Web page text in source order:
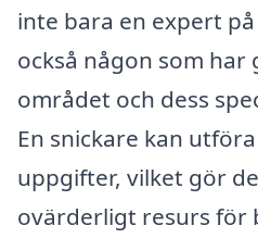
inte bara en expert
också någon som har
området och dess
En snickare kan
uppgifter, vilket gör
ovärderligt resurs för